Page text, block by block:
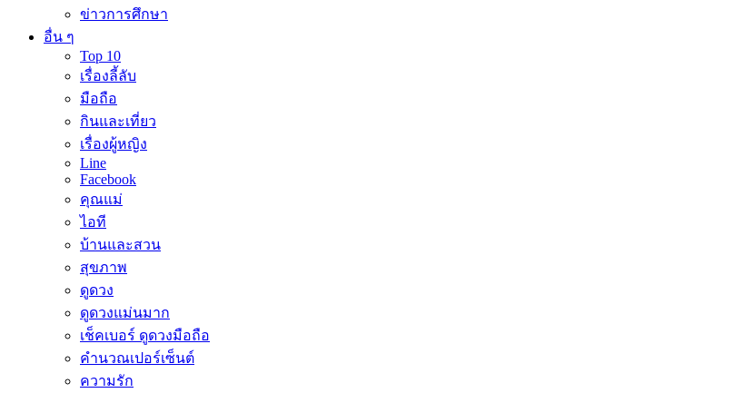
ข่าวการศึกษา
อื่น ๆ
Top 10
เรื่องลี้ลับ
มือถือ
กินและเที่ยว
เรื่องผู้หญิง
Line
Facebook
คุณแม่
ไอที
บ้านและสวน
สุขภาพ
ดูดวง
ดูดวงแม่นมาก
เช็คเบอร์ ดูดวงมือถือ
คำนวณเปอร์เซ็นต์
ความรัก